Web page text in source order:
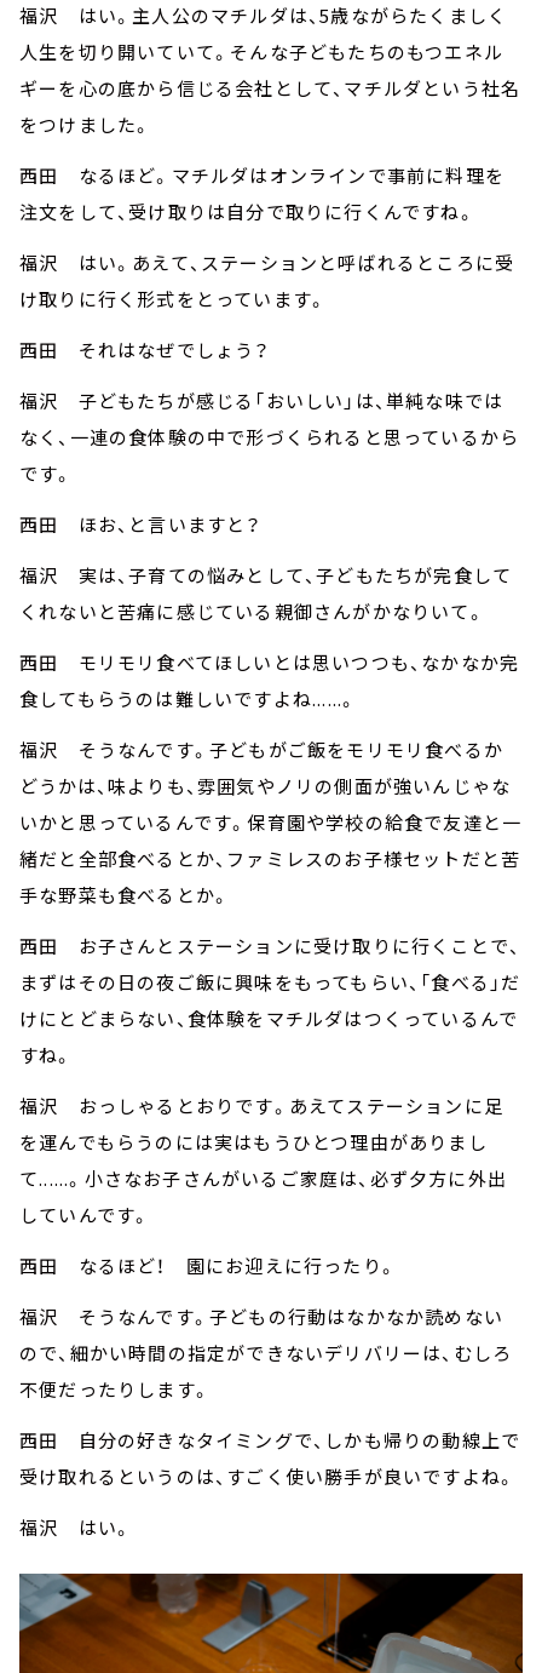
福沢 はい。主人公のマチルダは、5歳ながらたくましく
人生を切り開いていて。そんな子どもたちのもつエネル
ギーを心の底から信じる会社として、マチルダという社名
をつけました。
西田 なるほど。マチルダはオンラインで事前に料理を
注文をして、受け取りは自分で取りに行くんですね。
福沢 はい。あえて、ステーションと呼ばれるところに受
け取りに行く形式をとっています。
西田 それはなぜでしょう？
福沢 子どもたちが感じる「おいしい」は、単純な味では
なく、一連の食体験の中で形づくられると思っているから
です。
西田 ほお、と言いますと？
福沢 実は、子育ての悩みとして、子どもたちが完食して
くれないと苦痛に感じている親御さんがかなりいて。
西田 モリモリ食べてほしいとは思いつつも、なかなか完
食してもらうのは難しいですよね......。
福沢 そうなんです。子どもがご飯をモリモリ食べるか
どうかは、味よりも、雰囲気やノリの側面が強いんじゃな
いかと思っているんです。保育園や学校の給食で友達と一
緒だと全部食べるとか、ファミレスのお子様セットだと苦
手な野菜も食べるとか。
西田 お子さんとステーションに受け取りに行くことで、
まずはその日の夜ご飯に興味をもってもらい、「食べる」だ
けにとどまらない、食体験をマチルダはつくっているんで
すね。
福沢 おっしゃるとおりです。あえてステーションに足
を運んでもらうのには実はもうひとつ理由がありまし
て......。小さなお子さんがいるご家庭は、必ず夕方に外出
していんです。
西田 なるほど！ 園にお迎えに行ったり。
福沢 そうなんです。子どもの行動はなかなか読めない
ので、細かい時間の指定ができないデリバリーは、むしろ
不便だったりします。
西田 自分の好きなタイミングで、しかも帰りの動線上で
受け取れるというのは、すごく使い勝手が良いですよね。
福沢 はい。